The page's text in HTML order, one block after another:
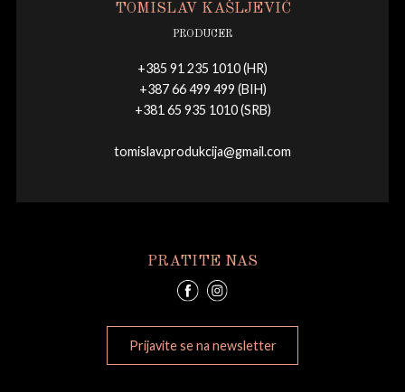
TOMISLAV KAŠLJEVIĆ
PRODUCER
+385 91 235 1010 (HR)
+387 66 499 499 (BIH)
+381 65 935 1010 (SRB)
tomislav.produkcija@gmail.com
PRATITE NAS
Prijavite se na newsletter